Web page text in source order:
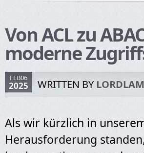
Von ACL zu
moderne
FEB06
2025 WRITTEN BY
Als wir kürzlich in
Herausforderung